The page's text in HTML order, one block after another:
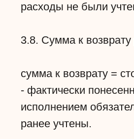
расходы не были
3.8. Сумма к
сумма к возврату =
- фактически
исполнением
ранее учтены.